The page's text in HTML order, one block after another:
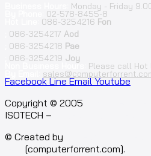
Monday - Friday
02-578-8455-8
086-3254216 Fon
086-3254217 Aod
086-3254218 Pae
086-3254219 Joy
Non Business Hours: Please call
Facebook Line Email Youtube
Copyright © 2005
ISOTECH –
© Created by
[computerforrent.com].